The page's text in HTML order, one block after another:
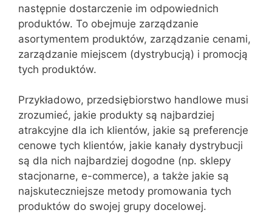
następnie dostarczenie im odpowiednich
produktów. To obejmuje zarządzanie
asortymentem produktów, zarządzanie cenami,
zarządzanie miejscem (dystrybucją) i promocją
tych produktów.
Przykładowo, przedsiębiorstwo handlowe musi
zrozumieć, jakie produkty są najbardziej
atrakcyjne dla ich klientów, jakie są preferencje
cenowe tych klientów, jakie kanały dystrybucji
są dla nich najbardziej dogodne (np. sklepy
stacjonarne, e-commerce), a także jakie są
najskuteczniejsze metody promowania tych
produktów do swojej grupy docelowej.